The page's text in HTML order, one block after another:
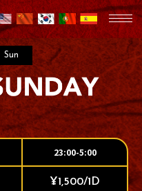
Sun
23:00-5:00
¥1,500/1D